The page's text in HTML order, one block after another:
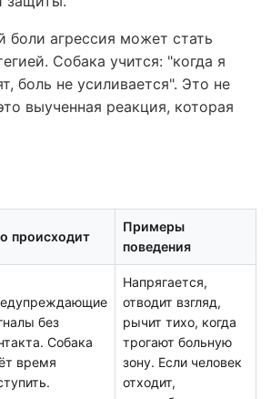
боли агрессия может стать
Собака учится: "когда я
боль не усиливается". Это не
выученная реакция, которая
происходит
Примеры
поведения
без
Собака
время
Напрягается,
отводит взгляд,
рычит тихо, когда
трогают больную
зону. Если человек
отходит,